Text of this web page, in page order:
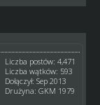
Liczba postów: 4,471
Liczba wątków: 593
Dołączył: Sep 2013
Drużyna: GKM 1979